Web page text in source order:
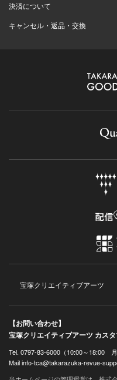
決済について
キャンセル・返品・交換
宝塚クリエイティブアーツ
【お問い合わせ】
宝塚クリエイティブアーツ カス
Tel. 0797-83-6000（10:00～18:00 月
Mail info-tca@takarazuka-revue-